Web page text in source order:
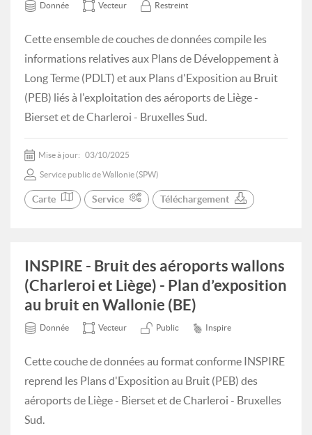
Donnée Vecteur Restreint
Cette ensemble de couches de données compile les
informations relatives aux Plans de Développement à
Long Terme (PDLT) et aux Plans d'Exposition au Bruit
(PEB) liés à l'exploitation des aéroports de Liège -
Bierset et de Charleroi - Bruxelles Sud.
Mise à jour: 03/10/2025
Service public de Wallonie (SPW)
Carte Service Téléchargement
INSPIRE - Bruit des aéroports wallons
(Charleroi et Liège) - Plan d’exposition
au bruit en Wallonie (BE)
Donnée Vecteur Public Inspire
Cette couche de données au format conforme INSPIRE
reprend les Plans d'Exposition au Bruit (PEB) des
aéroports de Liège - Bierset et de Charleroi - Bruxelles
Sud.